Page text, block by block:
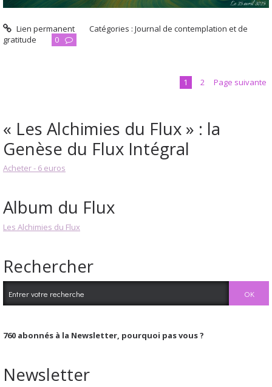
Lien permanent Catégories :Journal de contemplation et de
gratitude
0
1 2 Page suivante
« Les Alchimies du Flux » : la
Genèse du Flux Intégral
Acheter - 6 euros
Album du Flux
Les Alchimies du Flux
Rechercher
760 abonnés à la Newsletter, pourquoi pas vous ?
Newsletter